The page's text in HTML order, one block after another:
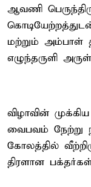
ஆவணி
மற்றும் அம்பாள்
எழுந்தருளி
விழாவின்
வைபவம் நேற்று
கோலத்தில்
திரளான